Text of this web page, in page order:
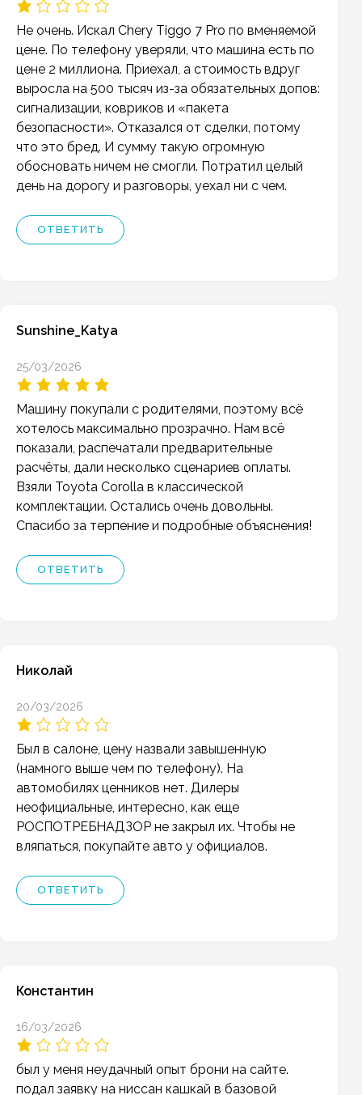
Не очень. Искал Chery Tiggo 7 Pro по вменяемой
цене. По телефону уверяли, что машина есть по
цене 2 миллиона. Приехал, а стоимость вдруг
выросла на 500 тысяч из-за обязательных допов:
сигнализации, ковриков и «пакета
безопасности». Отказался от сделки, потому
что это бред. И сумму такую огромную
обосновать ничем не смогли. Потратил целый
день на дорогу и разговоры, уехал ни с чем.
ОТВЕТИТЬ
Sunshine_Katya
25/03/2026
Машину покупали с родителями, поэтому всё
хотелось максимально прозрачно. Нам всё
показали, распечатали предварительные
расчёты, дали несколько сценариев оплаты.
Взяли Toyota Corolla в классической
комплектации. Остались очень довольны.
Спасибо за терпение и подробные объяснения!
ОТВЕТИТЬ
Николай
20/03/2026
Был в салоне, цену назвали завышенную
(намного выше чем по телефону). На
автомобилях ценников нет. Дилеры
неофициальные, интересно, как еще
РОСПОТРЕБНАДЗОР не закрыл их. Чтобы не
вляпаться, покупайте авто у официалов.
ОТВЕТИТЬ
Константин
16/03/2026
был у меня неудачный опыт брони на сайте.
подал заявку на ниссан кашкай в базовой